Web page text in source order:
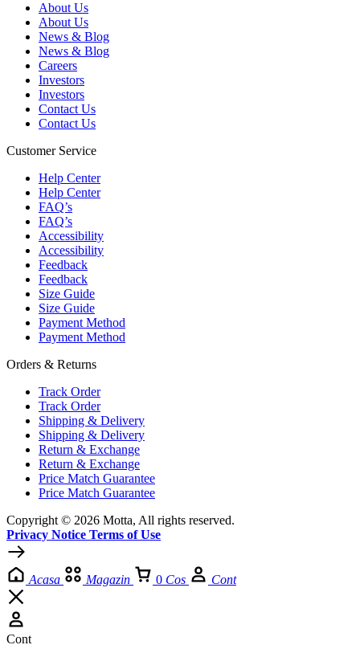
About Us
About Us
News & Blog
News & Blog
Careers
Investors
Investors
Contact Us
Contact Us
Customer Service
Help Center
Help Center
FAQ’s
FAQ’s
Accessibility
Accessibility
Feedback
Feedback
Size Guide
Size Guide
Payment Method
Payment Method
Orders & Returns
Track Order
Track Order
Shipping & Delivery
Shipping & Delivery
Return & Exchange
Return & Exchange
Price Match Guarantee
Price Match Guarantee
Copyright © 2026 Motta, All rights reserved.
Privacy Notice Terms of Use
Acasa Magazin 0 Cos Cont
Cont